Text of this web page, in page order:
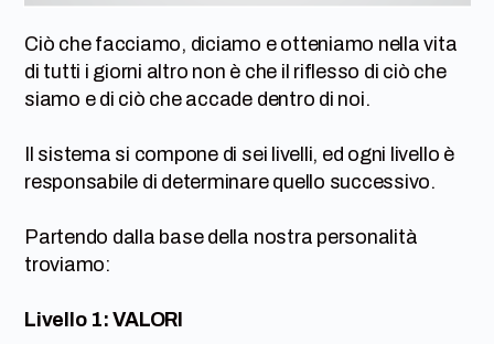
Ciò che facciamo, diciamo e otteniamo nella vita
di tutti i giorni altro non è che il riflesso di ciò che
siamo e di ciò che accade dentro di noi.
Il sistema si compone di sei livelli, ed ogni livello è
responsabile di determinare quello successivo.
Partendo dalla base della nostra personalità
troviamo:
Livello 1: VALORI